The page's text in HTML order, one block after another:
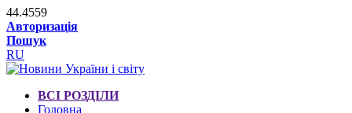
44.4559
Авторизація
Пошук
RU
ВСІ РОЗДІЛИ
Головна